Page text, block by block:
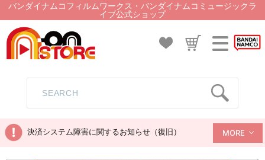
バンダイナムコフィルムワークス・バンダイナムコミュージックラ
イブ公式ショップ
決済システム障害に関するお知らせ（復旧） MORE